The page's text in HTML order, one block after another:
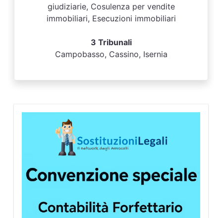
giudiziarie, Cosulenza per vendite
immobiliari, Esecuzioni immobiliari
3 Tribunali
Campobasso, Cassino, Isernia